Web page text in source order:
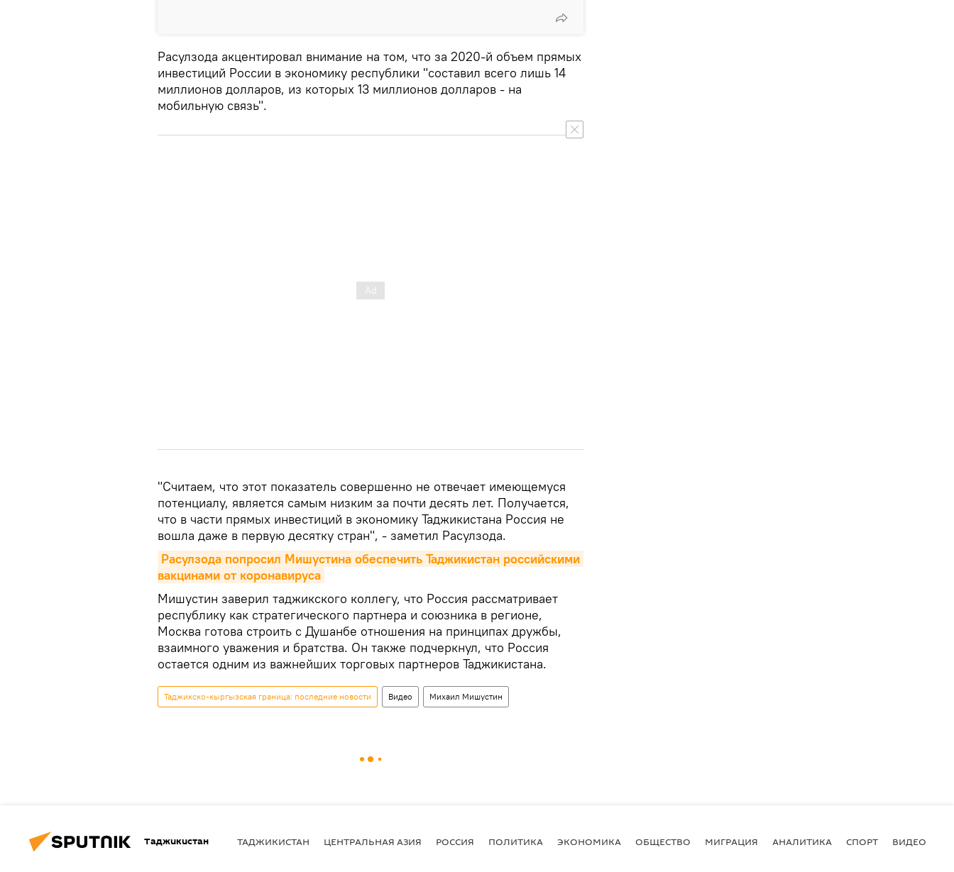
Расулзода акцентировал внимание на том, что за 2020-й объем прямых
инвестиций России в экономику республики "составил всего лишь 14
миллионов долларов, из которых 13 миллионов долларов - на
мобильную связь".
"Считаем, что этот показатель совершенно не отвечает имеющемуся
потенциалу, является самым низким за почти десять лет. Получается,
что в части прямых инвестиций в экономику Таджикистана Россия не
вошла даже в первую десятку стран", - заметил Расулзода.
Расулзода попросил Мишустина обеспечить Таджикистан российскими
вакцинами от коронавируса
Мишустин заверил таджикского коллегу, что Россия рассматривает
республику как стратегического партнера и союзника в регионе,
Москва готова строить с Душанбе отношения на принципах дружбы,
взаимного уважения и братства. Он также подчеркнул, что Россия
остается одним из важнейших торговых партнеров Таджикистана.
Таджикско-кыргызская граница: последние новости Видео Михаил Мишустин
Таджикистан ТАДЖИКИСТАН ЦЕНТРАЛЬНАЯ АЗИЯ РОССИЯ ПОЛИТИКА ЭКОНОМИКА ОБЩЕСТВО МИГРАЦИЯ АНАЛИТИКА СПОРТ ВИДЕО